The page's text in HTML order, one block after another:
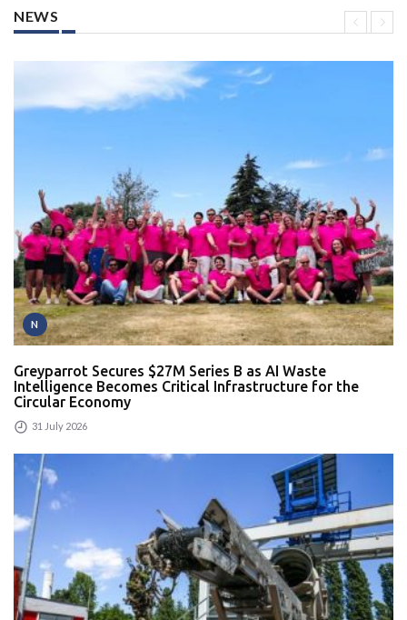
NEWS
N
Greyparrot Secures $27M Series B as AI Waste
Intelligence Becomes Critical Infrastructure for the
Circular Economy
31 July 2026